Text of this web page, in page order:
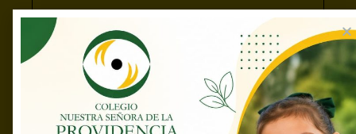
Comunidad educativa
comprometida